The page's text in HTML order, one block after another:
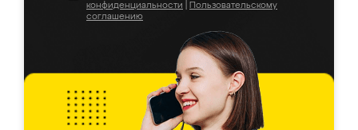
конфиденциальности
Пользовательскому
соглашению